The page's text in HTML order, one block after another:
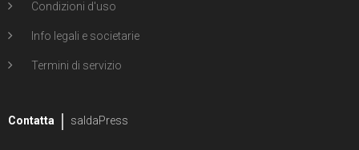
Condizioni d'uso
Info legali e societarie
Termini di servizio
Contatta saldaPress